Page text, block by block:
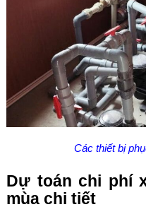
Các thiết bị
Dự toán chi phí
mùa chi tiết